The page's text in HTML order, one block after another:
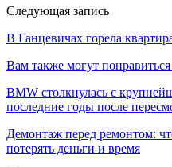
Следующая запись
В Ганцевичах горела
Вам также могут понравиться
BMW столкнулась с
последние годы после
Демонтаж перед ремонтом:
потерять деньги и время